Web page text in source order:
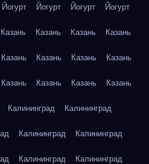
Йогурт Йогурт Йогурт Йогурт
Казань Казань Казань Казань
Казань Казань Казань Казань
Казань Казань Казань Казань
Калининград Калининград
Калининград Калининград
Калининград Калининград